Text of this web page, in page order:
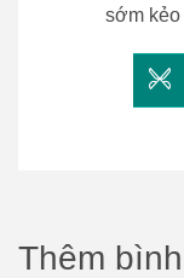
sớm kẻo
Thêm